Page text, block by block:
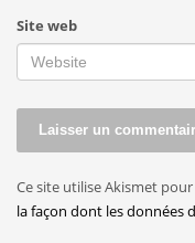
Site web
Ce site utilise Akismet
la façon dont les données